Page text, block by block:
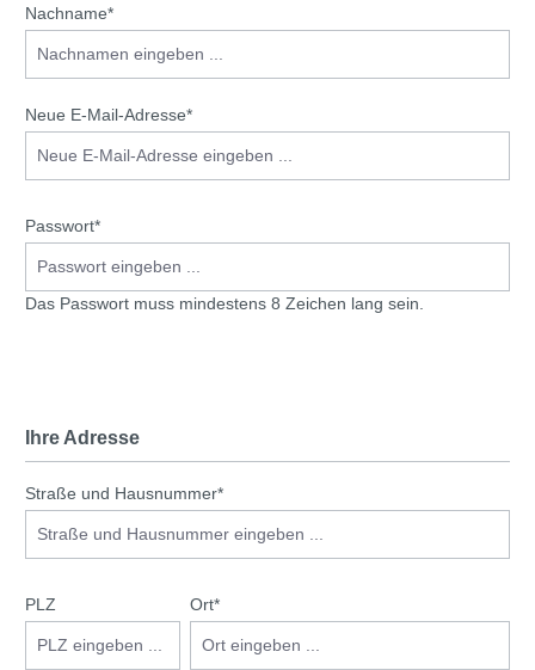
Nachname*
Neue E-Mail-Adresse*
Passwort*
Das Passwort muss mindestens 8 Zeichen lang sein.
Ihre Adresse
Straße und Hausnummer*
PLZ Ort*